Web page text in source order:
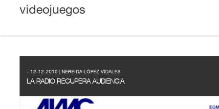
videojuegos
- 12-12-2010 | NEREIDA LÓPEZ VIDALES
LA RADIO RECUPERA AUDIENCIA